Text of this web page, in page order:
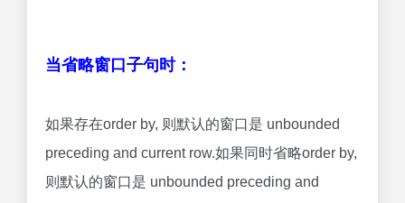
当省略窗口子句时：
如果存在order by, 则默认的窗口是 unbounded
preceding and current row.如果同时省略order by,
则默认的窗口是 unbounded preceding and